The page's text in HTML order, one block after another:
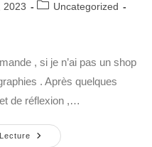
2023
Uncategorized
, si je n’ai pas un shop
. Après quelques
de réflexion ,…